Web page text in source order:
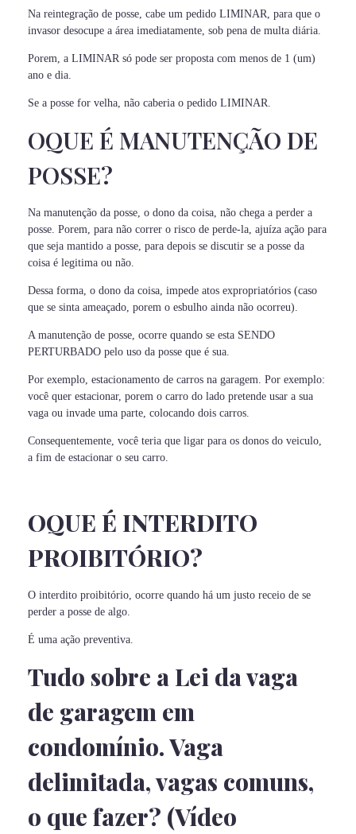
Na reintegração de posse, cabe um pedido LIMINAR, para que o
invasor desocupe a área imediatamente, sob pena de multa diária.
Porem, a LIMINAR só pode ser proposta com menos de 1 (um)
ano e dia.
Se a posse for velha, não caberia o pedido LIMINAR.
OQUE É MANUTENÇÃO DE
POSSE?
Na manutenção da posse, o dono da coisa, não chega a perder a
posse. Porem, para não correr o risco de perde-la, ajuíza ação para
que seja mantido a posse, para depois se discutir se a posse da
coisa é legitima ou não.
Dessa forma, o dono da coisa, impede atos expropriatórios (caso
que se sinta ameaçado, porem o esbulho ainda não ocorreu).
A manutenção de posse, ocorre quando se esta SENDO
PERTURBADO pelo uso da posse que é sua.
Por exemplo, estacionamento de carros na garagem. Por exemplo:
você quer estacionar, porem o carro do lado pretende usar a sua
vaga ou invade uma parte, colocando dois carros.
Consequentemente, você teria que ligar para os donos do veiculo,
a fim de estacionar o seu carro.
OQUE É INTERDITO
PROIBITÓRIO?
O interdito proibitório, ocorre quando há um justo receio de se
perder a posse de algo.
É uma ação preventiva.
Tudo sobre a Lei da vaga
de garagem em
condomínio. Vaga
delimitada, vagas comuns,
o que fazer? (Vídeo